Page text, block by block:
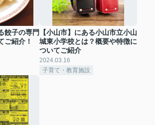
餃子の専門
ご紹介！
【小山市】にある小山市立小山
城東小学校とは？概要や特徴に
ついてご紹介
2024.03.16
子育て・教育施設